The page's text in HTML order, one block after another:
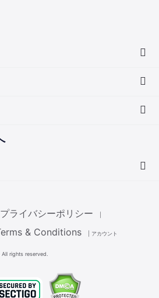
プライバシーポリシー
& Conditions アカウント
All rights reserved.